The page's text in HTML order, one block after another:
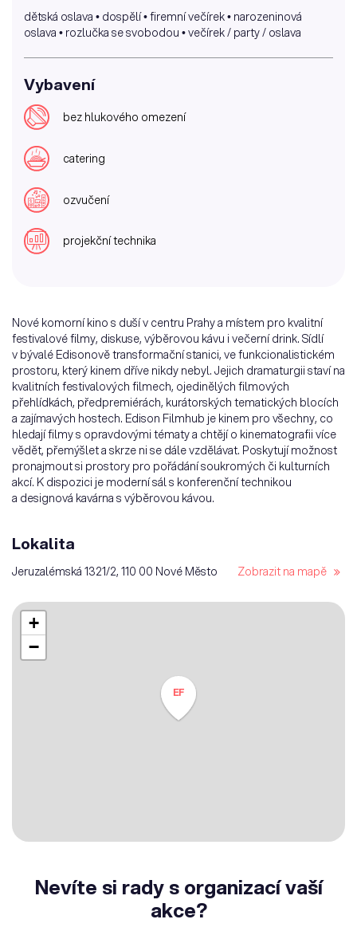
dětská oslava • dospělí • firemní večírek • narozeninová
oslava • rozlučka se svobodou • večírek / party / oslava
Vybavení
bez hlukového omezení
catering
ozvučení
projekční technika
Nové komorní kino s duší v centru Prahy a místem pro kvalitní
festivalové filmy, diskuse, výběrovou kávu i večerní drink. Sídlí
v bývalé Edisonově transformační stanici, ve funkcionalistickém
prostoru, který kinem dříve nikdy nebyl. Jejich dramaturgii staví na
kvalitních festivalových filmech, ojedinělých filmových
přehlídkách, předpremiérách, kurátorských tematických blocích
a zajímavých hostech. Edison Filmhub je kinem pro všechny, co
hledají filmy s opravdovými tématy a chtějí o kinematografii více
vědět, přemýšlet a skrze ni se dále vzdělávat. Poskytují možnost
pronajmout si prostory pro pořádání soukromých či kulturních
akcí. K dispozici je moderní sál s konferenční technikou
a designová kavárna s výběrovou kávou.
Lokalita
Jeruzalémská 1321/2, 110 00 Nové Město Zobrazit na mapě
EF
+
−
Nevíte si rady s organizací vaší
akce?